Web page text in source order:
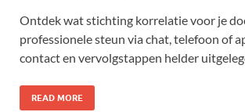
Ontdek wat stichting korrelatie voor je
professionele steun via chat, telefoon of
contact en vervolgstappen helder
READ MORE